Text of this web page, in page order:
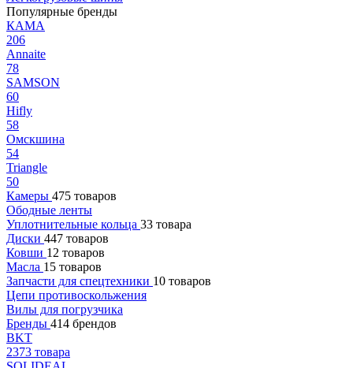
Популярные бренды
КАМА
206
Annaite
78
SAMSON
60
Hifly
58
Омскшина
54
Triangle
50
Камеры 475 товаров
Ободные ленты
Уплотнительные кольца 33 товара
Диски 447 товаров
Ковши 12 товаров
Масла 15 товаров
Запчасти для спецтехники 10 товаров
Цепи противоскольжения
Вилы для погрузчика
Бренды 414 брендов
BKT
2373 товара